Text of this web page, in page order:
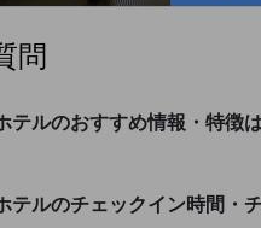
問
テルのおすすめ情報・特徴
テルのチェックイン時間・